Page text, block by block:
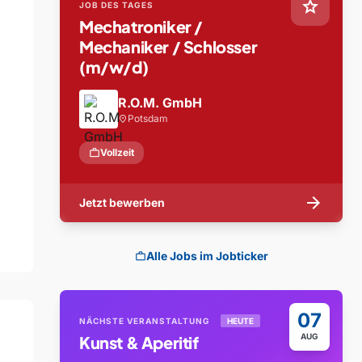
star
JOB DES TAGES
Mechatroniker /
Mechaniker / Schlosser
(m/w/d)
R.O.M. GmbH
location_on Potsdam
workVollzeit
Jetzt bewerben arrow_forward
workAlle Jobs im Jobticker
07
AUG
NÄCHSTE VERANSTALTUNG HEUTE
Kunst & Aperitif